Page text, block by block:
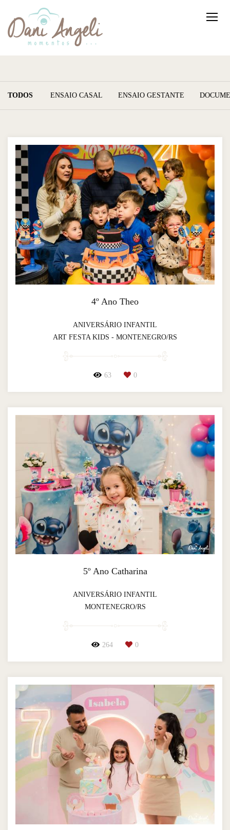
TODOS ENSAIO CASAL ENSAIO GESTANTE
4º Ano Theo
ANIVERSÁRIO INFANTIL
ART FESTA KIDS - MONTENEGRO/RS
63 0
5º Ano Catharina
ANIVERSÁRIO INFANTIL
MONTENEGRO/RS
264 0